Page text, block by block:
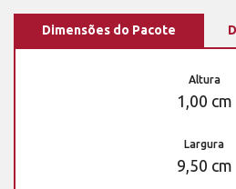
Dimensões do Pacote
Altura
1,00 cm
Largura
9,50 cm